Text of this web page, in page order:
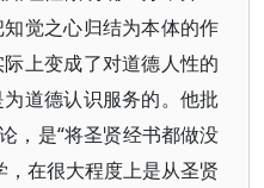
觉之心归结为本体的作
上变成了对道德人性的
道德认识服务的。他批
，是“将圣贤经书都做没
，在很大程度上是从圣贤